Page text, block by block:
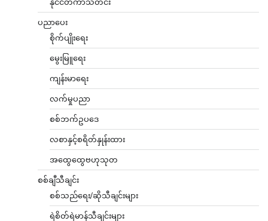
ပညာပေး
စိုက်ပျိုးရေး
မွေးမြူရေး
ကျန်းမာရေး
လက်မှုပညာ
စစ်ဘက်ဥပဒေ
လစာနှင့်စရိတ်နှုန်းထား
အထွေထွေဗဟုသုတ
စစ်ချီသီချင်း
စစ်သည်ရေး/ဆိုသီချင်းများ
ရဲစိတ်ရဲမာန်သီချင်းများ